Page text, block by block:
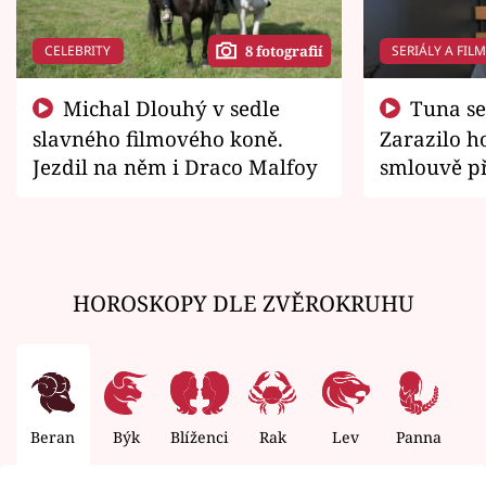
CELEBRITY 8 fotografií
slavného filmového koně.
Jezdil na něm i Draco Malfoy
SERIÁLY A
Zarazilo
smlouvě
HOROSKOPY DLE ZVĚROKRUHU
Beran Býk Blíženci Rak Lev Panna